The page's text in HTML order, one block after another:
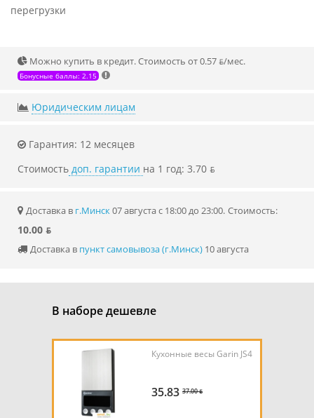
перегрузки
Можно купить в кредит. Стоимость от 0.57 ƃ/мec.
Бонусные баллы: 2.15
Юридическим лицам
Гарантия: 12 месяцев
Стоимость доп. гарантии на 1 год: 3.70 ƃ
Доставка в г.Минск07 августа с 18:00 до 23:00. Стоимость:
10.00 ƃ
Доставка в пункт самовывоза (г.Минск) 10 августа
В наборе дешевле
Кухонные весы Garin JS4
35.83 37.00 ƃ